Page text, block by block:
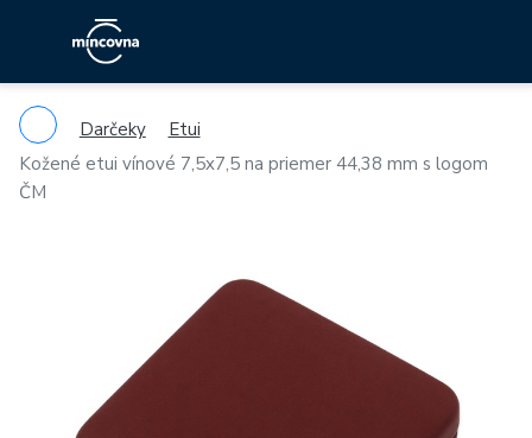
Darčeky
Etui
Kožené etui vínové 7,5x7,5 na priemer 44,38 mm s logom
ČM